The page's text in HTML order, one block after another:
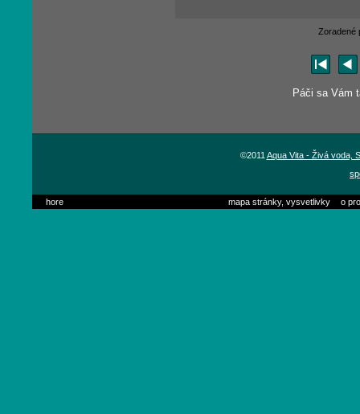
Zoradené
Páči sa Vám
©2011 Aqua Vita - Živá voda,
hore mapa stránky, vysvetlivky o